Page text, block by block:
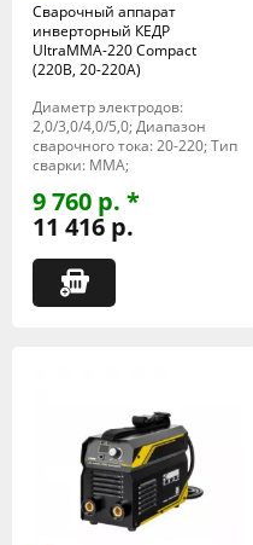
Сварочный аппарат
инверторный КЕДР
UltraMMA-220 Compact
(220В, 20-220А)
Диаметр электродов:
2,0/3,0/4,0/5,0; Диапазон
сварочного тока: 20-220; Тип
сварки: MMA;
9 760 р. *
11 416 р.